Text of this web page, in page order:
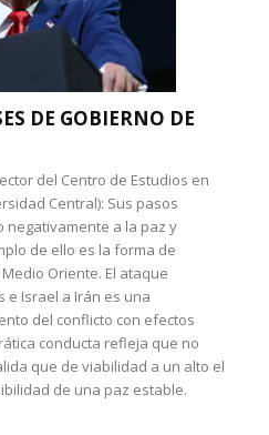
DE GOBIERNO DE
del Centro de Estudios en
Central): Sus pasos
negativamente a la paz y
de ello es la forma de
Oriente. El ataque
e Israel a Irán es una
del conflicto con efectos
conducta refleja que no
que de viabilidad a un alto el
de una paz estable.